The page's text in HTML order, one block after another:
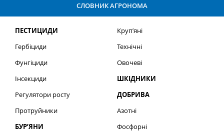
СЛОВНИК АГРОНОМА
ПЕСТИЦИДИ
Гербіциди
Фунгіциди
Інсекциди
Регулятори росту
Протруйники
БУР’ЯНИ
Круп’яні
Технічні
Овочеві
ШКІДНИКИ
ДОБРИВА
Азотні
Фосфорні